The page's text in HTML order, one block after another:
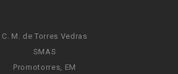
C. M. de Torres Vedras
SMAS
Promotorres, EM